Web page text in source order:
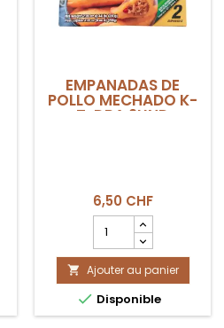
EMPANADAS DE
POLLO MECHADO K-
T-DRA 2UND
6,50 CHF
quantité
du
produit
EMPANADAS
DE
POLLO
 Ajouter au panier
 Disponible